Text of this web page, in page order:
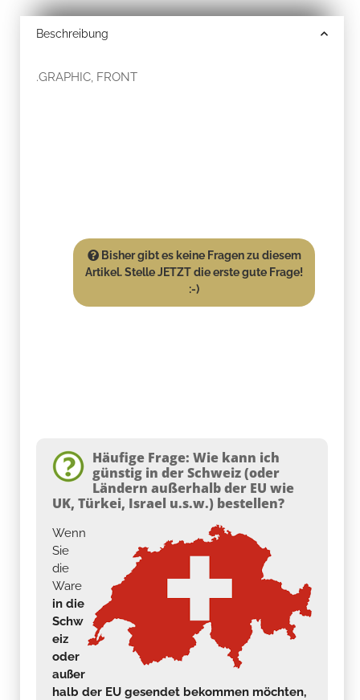
Beschreibung
.GRAPHIC, FRONT
Bisher gibt es keine Fragen zu diesem
Artikel. Stelle JETZT die erste gute Frage!
:-)
Häufige Frage: Wie kann ich
günstig in der Schweiz (oder
Ländern außerhalb der EU wie
UK, Türkei, Israel u.s.w.) bestellen?
Wenn
Sie
die
Ware
in die
Schw
eiz
oder
außer
halb der EU gesendet bekommen möchten,